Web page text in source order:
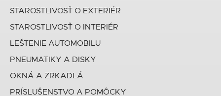
STAROSTLIVOSŤ O EXTERIÉR
STAROSTLIVOSŤ O INTERIÉR
LEŠTENIE AUTOMOBILU
PNEUMATIKY A DISKY
OKNÁ A ZRKADLÁ
PRÍSLUŠENSTVO A POMÔCKY